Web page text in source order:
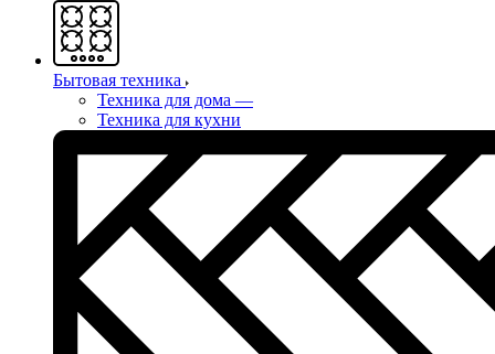
Бытовая техника
Техника для дома —
Техника для кухни